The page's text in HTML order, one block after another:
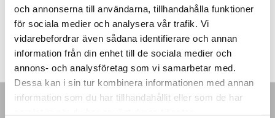
och annonserna till användarna, tillhandahålla funktioner
för sociala medier och analysera vår trafik. Vi
vidarebefordrar även sådana identifierare och annan
information från din enhet till de sociala medier och
annons- och analysföretag som vi samarbetar med.
Dessa kan i sin tur kombinera informationen med annan
information som du har tillhandahållit eller som de har
1,600.00kr LÄS MER